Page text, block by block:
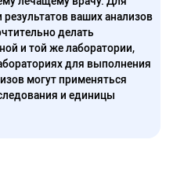
ваших анализов
делать
и той же лаборатории,
для выполнения
могут применяться
и единицы